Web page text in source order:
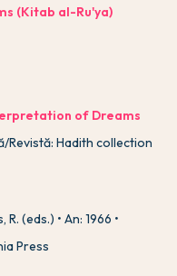
(Kitab al-Ru'ya)
of Dreams
Revistă: Hadith collection
R. (eds.)
An: 1966
Press